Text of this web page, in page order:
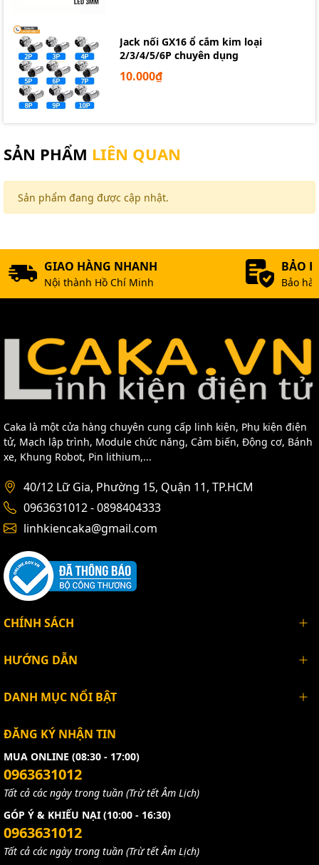
Jack nối GX16 ổ cắm kim loại
2/3/4/5/6P chuyên dụng
10.000₫
SẢN PHẨM LIÊN QUAN
Sản phẩm đang được cập nhật.
GIAO HÀNG NHANH
Nội thành Hồ Chí Minh
BẢO
Bảo
Caka là một cửa hàng chuyên cung cấp linh kiện, Phụ kiện điện
tử, Mạch lập trình, Module chức năng, Cảm biến, Động cơ, Bánh
xe, Khung Robot, Pin lithium,...
40/12 Lữ Gia, Phường 15, Quận 11, TP.HCM
0963631012 - 0898404333
linhkiencaka@gmail.com
CHÍNH SÁCH
HƯỚNG DẪN
DANH MỤC NỔI BẬT
ĐĂNG KÝ NHẬN TIN
MUA ONLINE (08:30 - 17:00)
0963631012
Tất cả các ngày trong tuần (Trừ tết Âm Lịch)
GÓP Ý & KHIẾU NẠI (10:00 - 16:30)
0963631012
Tất cả các ngày trong tuần (Trừ tết Âm Lịch)